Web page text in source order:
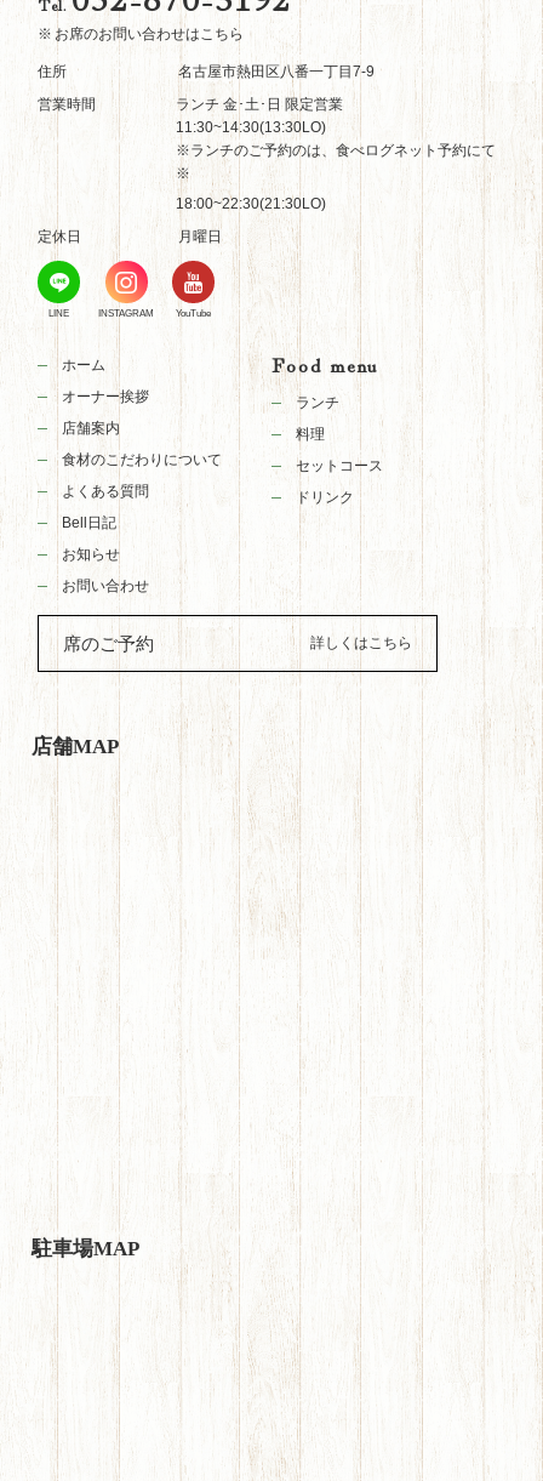
お席のお問い合わせはこちら
住所
名古屋市熱田区八番一丁目7-9
営業時間
ランチ 金･土･日 限定営業
11:30~14:30(13:30LO)
※ランチのご予約のは、食べログネット予約にて
※
18:00~22:30(21:30LO)
定休日
月曜日
LINE INSTAGRAM YouTube
ホーム
オーナー挨拶
店舗案内
食材のこだわりについて
よくある質問
Bell日記
お知らせ
お問い合わせ
Food menu
ランチ
料理
セットコース
ドリンク
席のご予約
店舗MAP
駐車場MAP